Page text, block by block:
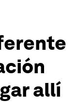
allí